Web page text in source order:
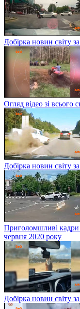
Добірка новин світу
Огляд відео зі всього
Добірка новин світу
Приголомшливі кадри
червня 2020 року
Добірка новин світу